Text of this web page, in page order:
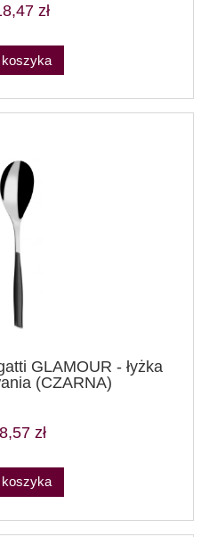
zł
koszyka
GLAMOUR - łyżka
(CZARNA)
zł
koszyka